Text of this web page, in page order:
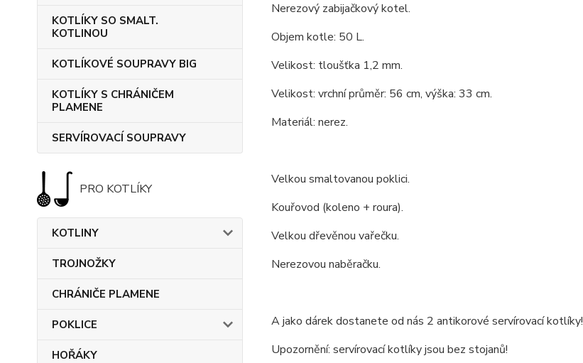
KOTLÍKY SO SMALT.
KOTLINOU
KOTLÍKOVÉ SOUPRAVY BIG
KOTLÍKY S CHRÁNIČEM
PLAMENE
SERVÍROVACÍ SOUPRAVY
PRO KOTLÍKY
KOTLINY
TROJNOŽKY
CHRÁNIČE PLAMENE
POKLICE
HOŘÁKY
Nerezový zabijačkový kotel.
Objem kotle: 50 L.
Velikost: tloušťka 1,2 mm.
Velikost: vrchní průměr: 56 cm, výška: 33 cm.
Materiál: nerez.
Velkou smaltovanou poklici.
Kouřovod (koleno + roura).
Velkou dřevěnou vařečku.
Nerezovou naběračku.
A jako dárek dostanete od nás 2 antikorové servírovací kotlíky!
Upozornění: servírovací kotlíky jsou bez stojanů!